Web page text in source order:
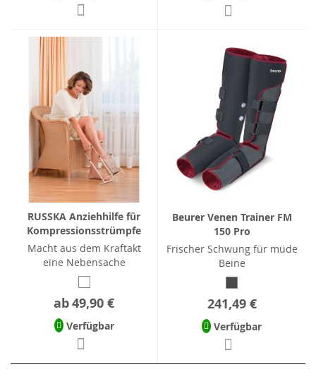
RUSSKA Anziehhilfe für
Kompressionsstrümpfe
Macht aus dem Kraftakt
eine Nebensache
ab49,90 €
Verfügbar
Beurer Venen Trainer FM
150 Pro
Frischer Schwung für müde
Beine
241,49 €
Verfügbar